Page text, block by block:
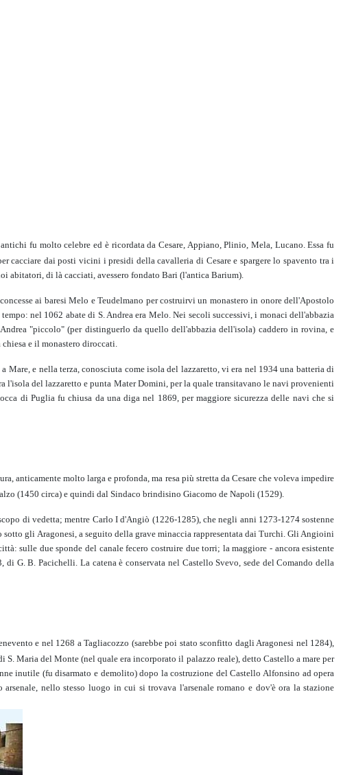
fu molto celebre ed è ricordata da Cesare, Appiano, Plinio, Mela, Lucano. Essa fu
cacciare dai posti vicini i presidi della cavalleria di Cesare e spargere lo spavento tra i
abitatori, di là cacciati, avessero fondato Bari (l'antica Barium).
ai baresi Melo e Teudelmano per costruirvi un monastero in onore dell'Apostolo
nel 1062 abate di S. Andrea era Melo. Nei secoli successivi, i monaci dell'abbazia
"piccolo" (per distinguerlo da quello dell'abbazia dell'isola) caddero in rovina, e
e il monastero diroccati.
e nella terza, conosciuta come isola del lazzaretto, vi era nel 1934 una batteria di
l'isola del lazzaretto e punta Mater Domini, per la quale transitavano le navi provenienti
di Puglia fu chiusa da una diga nel 1869, per maggiore sicurezza delle navi che si
anticamente molto larga e profonda, ma resa più stretta da Cesare che voleva impedire
(1450 circa) e quindi dal Sindaco brindisino Giacomo de Napoli (1529).
di vedetta; mentre Carlo I d'Angiò (1226-1285), che negli anni 1273-1274 sostenne
gli Aragonesi, a seguito della grave minaccia rappresentata dai Turchi. Gli Angioini
sulle due sponde del canale fecero costruire due torri; la maggiore - ancora esistente
G. B. Pacichelli. La catena è conservata nel Castello Svevo, sede del Comando della
e nel 1268 a Tagliacozzo (sarebbe poi stato sconfitto dagli Aragonesi nel 1284),
Maria del Monte (nel quale era incorporato il palazzo reale), detto Castello a mare per
inutile (fu disarmato e demolito) dopo la costruzione del Castello Alfonsino ad opera
nello stesso luogo in cui si trovava l'arsenale romano e dov'è ora la stazione